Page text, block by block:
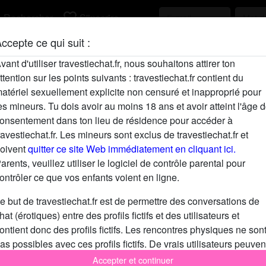
ce qui suit :
d'utiliser travestiechat.fr, nous souhaitons attirer ton
sur les points suivants : travestiechat.fr contient du
sexuellement explicite non censuré et inapproprié pour
mineurs. Tu dois avoir au moins 18 ans et avoir atteint l'âge
dans ton lieu de résidence pour accéder à
Les mineurs sont exclus de travestiechat.fr et
quitter ce site Web immédiatement en cliquant ici.
veuillez utiliser le logiciel de contrôle parental pour
ce que vos enfants voient en ligne.
but de travestiechat.fr est de permettre des conversations de
(érotiques) entre des profils fictifs et des utilisateurs et
donc des profils fictifs. Les rencontres physiques ne
possibles avec ces profils fictifs. De vrais utilisateurs
également être trouvés sur le site Web. Afin de différencier ces
Accepter et continuer
Rechercher favorite_borderS'inscrire
Description
Courtney 32 ans passive Dispo en
Cherche
Homme, Musclé(e), En forme, Mince,
18-25, 26-35, 36-54
Tags
Fellation Romantique
Extérieur Sans préservatif
Fessée